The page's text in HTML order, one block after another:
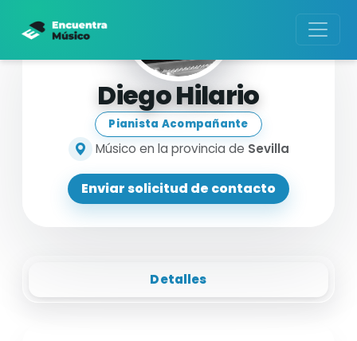
Diego Hilario
Pianista Acompañante
Músico en la provincia de Sevilla
Enviar solicitud de contacto
Detalles